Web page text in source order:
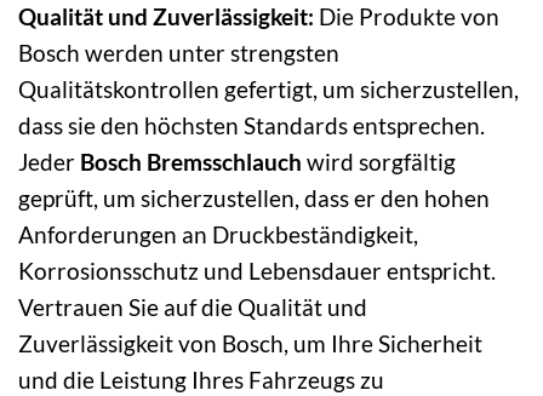
Qualität und Zuverlässigkeit: Die Produkte von
Bosch werden unter strengsten
Qualitätskontrollen gefertigt, um sicherzustellen,
dass sie den höchsten Standards entsprechen.
Jeder Bosch Bremsschlauch wird sorgfältig
geprüft, um sicherzustellen, dass er den hohen
Anforderungen an Druckbeständigkeit,
Korrosionsschutz und Lebensdauer entspricht.
Vertrauen Sie auf die Qualität und
Zuverlässigkeit von Bosch, um Ihre Sicherheit
und die Leistung Ihres Fahrzeugs zu